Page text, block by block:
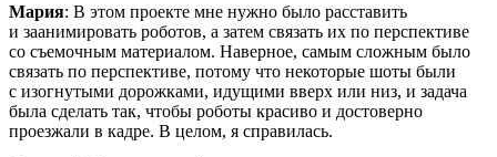
Мария: В этом проекте мне нужно было расставить
и заанимировать роботов, а затем связать их по перспективе
со съемочным материалом. Наверное, самым сложным было
связать по перспективе, потому что некоторые шоты были
с изогнутыми дорожками, идущими вверх или низ, и задача
была сделать так, чтобы роботы красиво и достоверно
проезжали в кадре. В целом, я справилась.